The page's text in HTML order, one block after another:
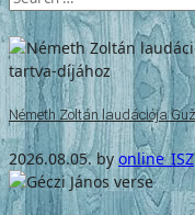
Németh Zoltán laudációja
2026.08.05. by online_ISZ